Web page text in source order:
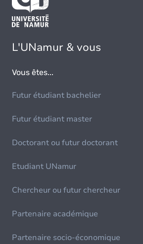
L'UNamur & vous
Vous êtes...
Futur étudiant bachelier
Futur étudiant master
Doctorant ou futur doctorant
Etudiant UNamur
Chercheur ou futur chercheur
Partenaire académique
Partenaire socio-économique